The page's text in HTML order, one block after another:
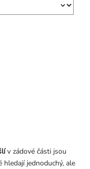
v zádové části jsou
hledají jednoduchý, ale